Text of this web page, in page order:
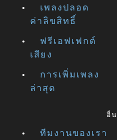
เพลงปลอด
ค่าลิขสิทธิ์
ฟรีเอฟเฟกต์
เสียง
การเพิ่มเพลง
ล่าสุด
อื่น
ทีมงานของเรา